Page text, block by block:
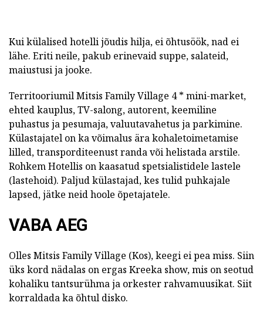
Kui külalised hotelli jõudis hilja, ei õhtusöök, nad ei
lähe. Eriti neile, pakub erinevaid suppe, salateid,
maiustusi ja jooke.
Territooriumil Mitsis Family Village 4 * mini-market,
ehted kauplus, TV-salong, autorent, keemiline
puhastus ja pesumaja, valuutavahetus ja parkimine.
Külastajatel on ka võimalus ära kohaletoimetamise
lilled, transporditeenust randa või helistada arstile.
Rohkem Hotellis on kaasatud spetsialistidele lastele
(lastehoid). Paljud külastajad, kes tulid puhkajale
lapsed, jätke neid hoole õpetajatele.
VABA AEG
Olles Mitsis Family Village (Kos), keegi ei pea miss. Siin
üks kord nädalas on ergas Kreeka show, mis on seotud
kohaliku tantsurühma ja orkester rahvamuusikat. Siit
korraldada ka õhtul disko.